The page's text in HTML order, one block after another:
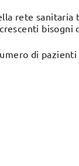
rete
bisogni
di